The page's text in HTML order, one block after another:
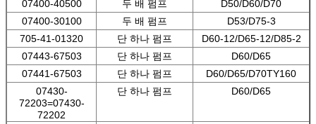
07400-40500
두 배 펌프
D50/D60/D70
07400-30100
두 배 펌프
D53/D75-3
705-41-01320
단 하나 펌프
D60-12/D65-12/D85-2
07443-67503
단 하나 펌프
D60/D65
07441-67503
단 하나 펌프
D60/D65/D70TY160
07430-
72203=07430-
72202
단 하나 펌프 D60/D65